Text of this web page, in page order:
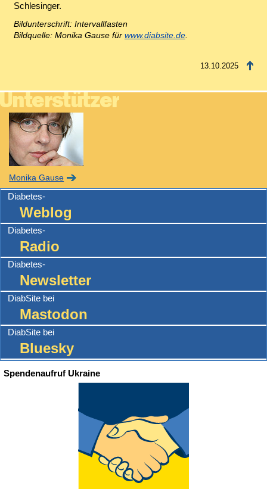
Schlesinger.
Bildunterschrift: Intervallfasten
Bildquelle: Monika Gause für www.diabsite.de.
13.10.2025
Monika Gause
Diabetes-
Weblog
Diabetes-
Radio
Diabetes-
Newsletter
DiabSite bei
Mastodon
DiabSite bei
Bluesky
Spendenaufruf Ukraine